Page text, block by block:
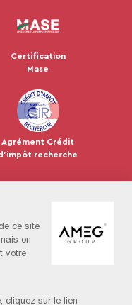
Certification
Mase
Agrément Crédit
recherche
ce site
on
votre
cliquez sur le lien